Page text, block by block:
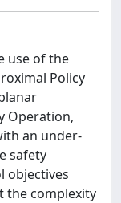
use of the
Policy
Operation,
an under-
safety
objectives
the complexity